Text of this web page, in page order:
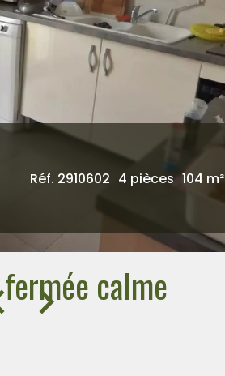
Réf. 2910602 4 pièces 104 m²
calme